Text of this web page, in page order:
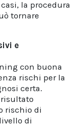
la procedura
tornare
e
con buona
rischi per la
certa.
risultato
rischio di
di